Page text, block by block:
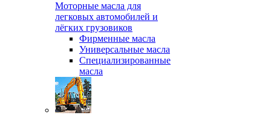
Моторные масла для
легковых автомобилей и
лёгких грузовиков
Фирменные масла
Универсальные масла
Специализированные
масла